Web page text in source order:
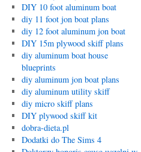
DIY 10 foot aluminum boat
diy 11 foot jon boat plans
diy 12 foot aluminum jon boat
DIY 15m plywood skiff plans
diy aluminum boat house
blueprints
diy aluminum jon boat plans
diy aluminum utility skiff
diy micro skiff plans
DIY plywood skiff kit
dobra-dieta.pl
Dodatki do The Sims 4